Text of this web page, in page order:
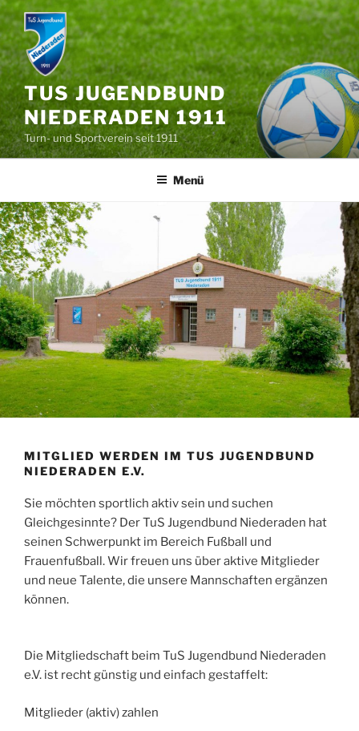
Zum
Inhalt
springen
TUS JUGENDBUND
NIEDERADEN 1911
Turn- und Sportverein seit 1911
Menü
MITGLIED WERDEN IM TUS JUGENDBUND
NIEDERADEN E.V.
Sie möchten sportlich aktiv sein und suchen
Gleichgesinnte? Der TuS Jugendbund Niederaden hat
seinen Schwerpunkt im Bereich Fußball und
Frauenfußball. Wir freuen uns über aktive Mitglieder
und neue Talente, die unsere Mannschaften ergänzen
können.
Die Mitgliedschaft beim TuS Jugendbund Niederaden
e.V. ist recht günstig und einfach gestaffelt:
Mitglieder (aktiv) zahlen